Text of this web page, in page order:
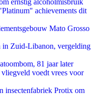
ernstig alcoholmisbruik
achievements dit
Mato Grosso
in Zuid-Libanon, vergelding
81 jaar later
voedt vrees voor
insectenfabriek Protix om